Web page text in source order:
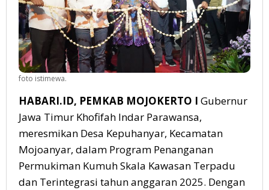
foto istimewa.
HABARI.ID, PEMKAB MOJOKERTO I Gubernur
Jawa Timur Khofifah Indar Parawansa,
meresmikan Desa Kepuhanyar, Kecamatan
Mojoanyar, dalam Program Penanganan
Permukiman Kumuh Skala Kawasan Terpadu
dan Terintegrasi tahun anggaran 2025. Dengan